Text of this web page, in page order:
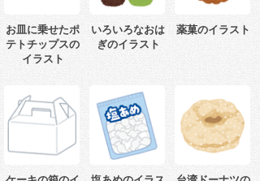
お皿に乗せたポ
テトチップスの
イラスト
いろいろなおは
ぎのイラスト
薬菓のイラスト